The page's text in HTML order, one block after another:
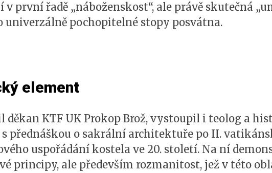
první řadě „náboženskost“, ale právě skutečná
univerzálně pochopitelné stopy posvátna.
element
děkan KTF UK Prokop Brož, vystoupil i teolog a
přednáškou o sakrální architektuře po II.
uspořádání kostela ve 20. století. Na ní
principy, ale především rozmanitost, jež v této